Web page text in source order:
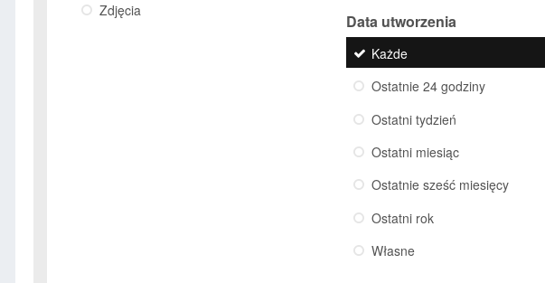
Zdjęcia
Data utworzenia
Każde
Ostatnie 24 godziny
Ostatni tydzień
Ostatni miesiąc
Ostatnie sześć miesięcy
Ostatni rok
Własne